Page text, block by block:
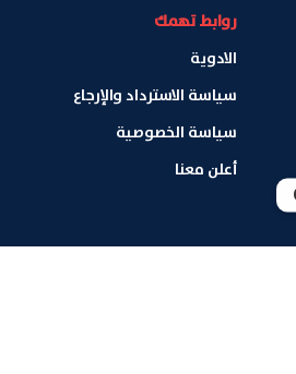
روابط تهمك
الادوية
سياسة الاسترداد والإرجاع
سياسة الخصوصية
أعلن معنا